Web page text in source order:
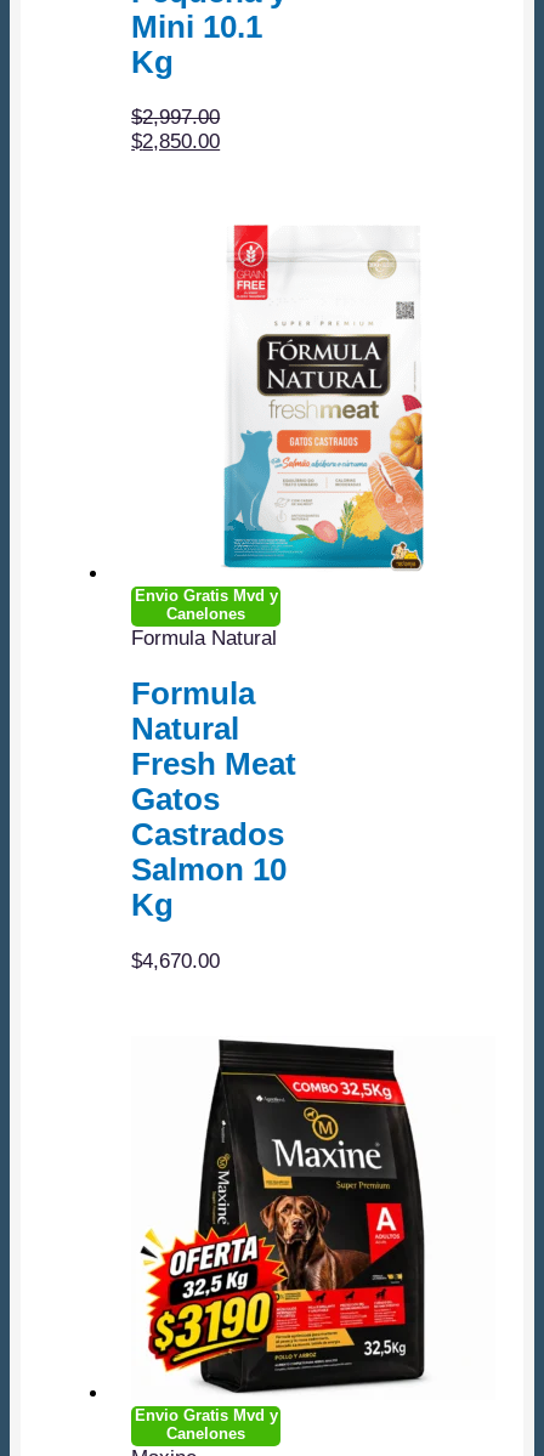
Mini 10.1
Kg
$2,997.00
El
$2,850.00El
$2,850.00.
Envio Gratis Mvd y
Canelones
Formula Natural
Formula
Natural
Fresh Meat
Gatos
Castrados
Salmon 10
Kg
$4,670.00
Envio Gratis Mvd y
Canelones